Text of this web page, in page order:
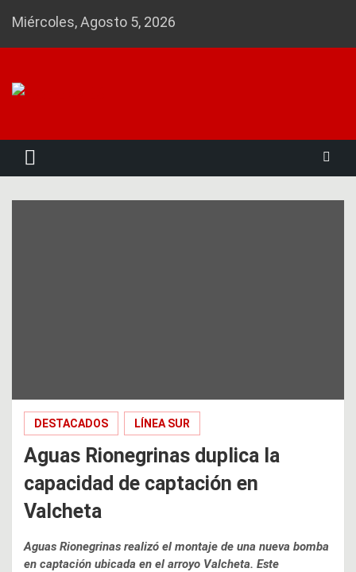
Miércoles, Agosto 5, 2026
DESTACADOS LÍNEA SUR
Aguas Rionegrinas duplica la
capacidad de captación en
Valcheta
Aguas Rionegrinas realizó el montaje de una nueva bomba
en captación ubicada en el arroyo Valcheta. Este